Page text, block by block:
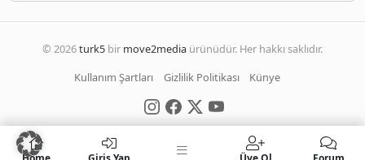
© 2026turk5 bir move2media ürünüdür. Her hakkı saklıdır.
Kullanım Şartları
Gizlilik Politikası Künye